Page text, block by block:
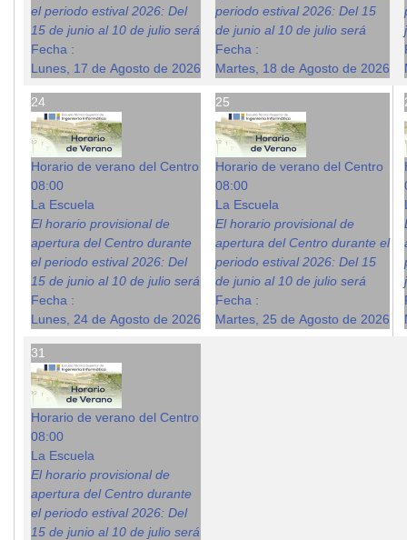
el periodo estival 2026: Del
15 de junio al 10 de julio será
Fecha :
Lunes, 17 de Agosto de 2026
periodo estival 2026: Del 15
de junio al 10 de julio será
Fecha :
Martes, 18 de Agosto de 2026
24
Horario de verano del Centro
08:00
La Escuela
El horario provisional de
apertura del Centro durante
el periodo estival 2026: Del
15 de junio al 10 de julio será
Fecha :
Lunes, 24 de Agosto de 2026
25
Horario de verano del Centro
08:00
La Escuela
El horario provisional de
apertura del Centro durante el
periodo estival 2026: Del 15
de junio al 10 de julio será
Fecha :
Martes, 25 de Agosto de 2026
31
Horario de verano del Centro
08:00
La Escuela
El horario provisional de
apertura del Centro durante
el periodo estival 2026: Del
15 de junio al 10 de julio será